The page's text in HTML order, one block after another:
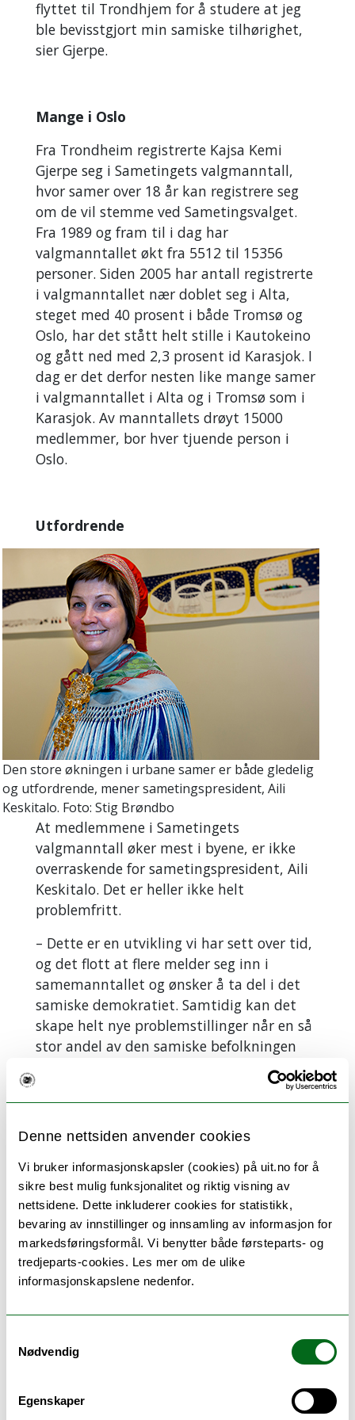
Denne nettsiden anvender cookies
Vi bruker informasjonskapsler (cookies) på uit.no for å
sikre best mulig funksjonalitet og riktig visning av
nettsidene. Dette inkluderer cookies for statistikk,
bevaring av innstillinger og innsamling av informasjon for
markedsføringsformål. Vi benytter både førsteparts- og
tredjeparts-cookies. Les mer om de ulike
informasjonskapslene nedenfor.
Nødvendig
Egenskaper
flyttet til Trondhjem for å studere at jeg
ble bevisstgjort min samiske tilhørighet,
sier Gjerpe.
Mange i Oslo
Fra Trondheim registrerte Kajsa Kemi
Gjerpe seg i Sametingets valgmanntall,
hvor samer over 18 år kan registrere seg
om de vil stemme ved Sametingsvalget.
Fra 1989 og fram til i dag har
valgmanntallet økt fra 5512 til 15356
personer. Siden 2005 har antall registrerte
i valgmanntallet nær doblet seg i Alta,
steget med 40 prosent i både Tromsø og
Oslo, har det stått helt stille i Kautokeino
og gått ned med 2,3 prosent id Karasjok. I
dag er det derfor nesten like mange samer
i valgmanntallet i Alta og i Tromsø som i
Karasjok. Av manntallets drøyt 15000
medlemmer, bor hver tjuende person i
Oslo.
Utfordrende
Den store økningen i urbane samer er både gledelig
og utfordrende, mener sametingspresident, Aili
Keskitalo. Foto: Stig Brøndbo
At medlemmene i Sametingets
valgmanntall øker mest i byene, er ikke
overraskende for sametingspresident, Aili
Keskitalo. Det er heller ikke helt
problemfritt.
– Dette er en utvikling vi har sett over tid,
og det flott at flere melder seg inn i
samemanntallet og ønsker å ta del i det
samiske demokratiet. Samtidig kan det
skape helt nye problemstillinger når en så
stor andel av den samiske befolkningen
bor i byer, sier sametingspresident Aili
Keskitalo. Hun påpeker at en del av å være
et urfolk er tilknytningen til et
landområdet, og stiller spørsmål med hva
del av den samiske befolkningen bor og
utvikler en samisk identitet utenfor
Sapmi.
Vil tilbake
– For meg er avstanden til naturen det
Lars Helander. Da 29-åringen flyttet fra
rett fra et samisk kjerneområde og til en
storby hvor det først var vanskelig å finne